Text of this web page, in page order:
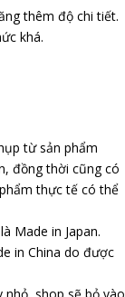
thêm độ chi tiết.
khá.
từ sản phẩm
đồng thời cũng có
thực tế có thể
Made in Japan.
in China do được